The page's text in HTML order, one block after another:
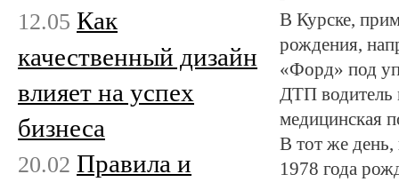
В Курске,
рождения,
«Форд» под
ДТП водитель
медицинская
В тот же день,
1978 года
12.05 Как
качественный дизайн
влияет на успех
бизнеса
20.02 Правила и